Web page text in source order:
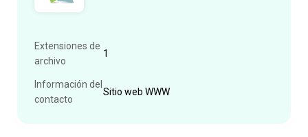
Extensiones de
archivo
1
Información del
contacto
Sitio web WWW